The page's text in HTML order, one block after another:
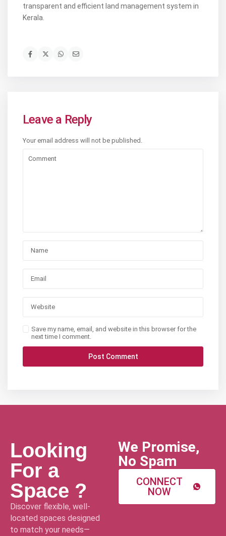
transparent and efficient land management system in
Kerala.
Leave a Reply
Your email address will not be published.
Save my name, email, and website in this browser for the
next time I comment.
Looking
For a
Space ?
Discover flexible, well-
located spaces designed
to match your needs—
We Promise,
No Spam
CONNECT
NOW